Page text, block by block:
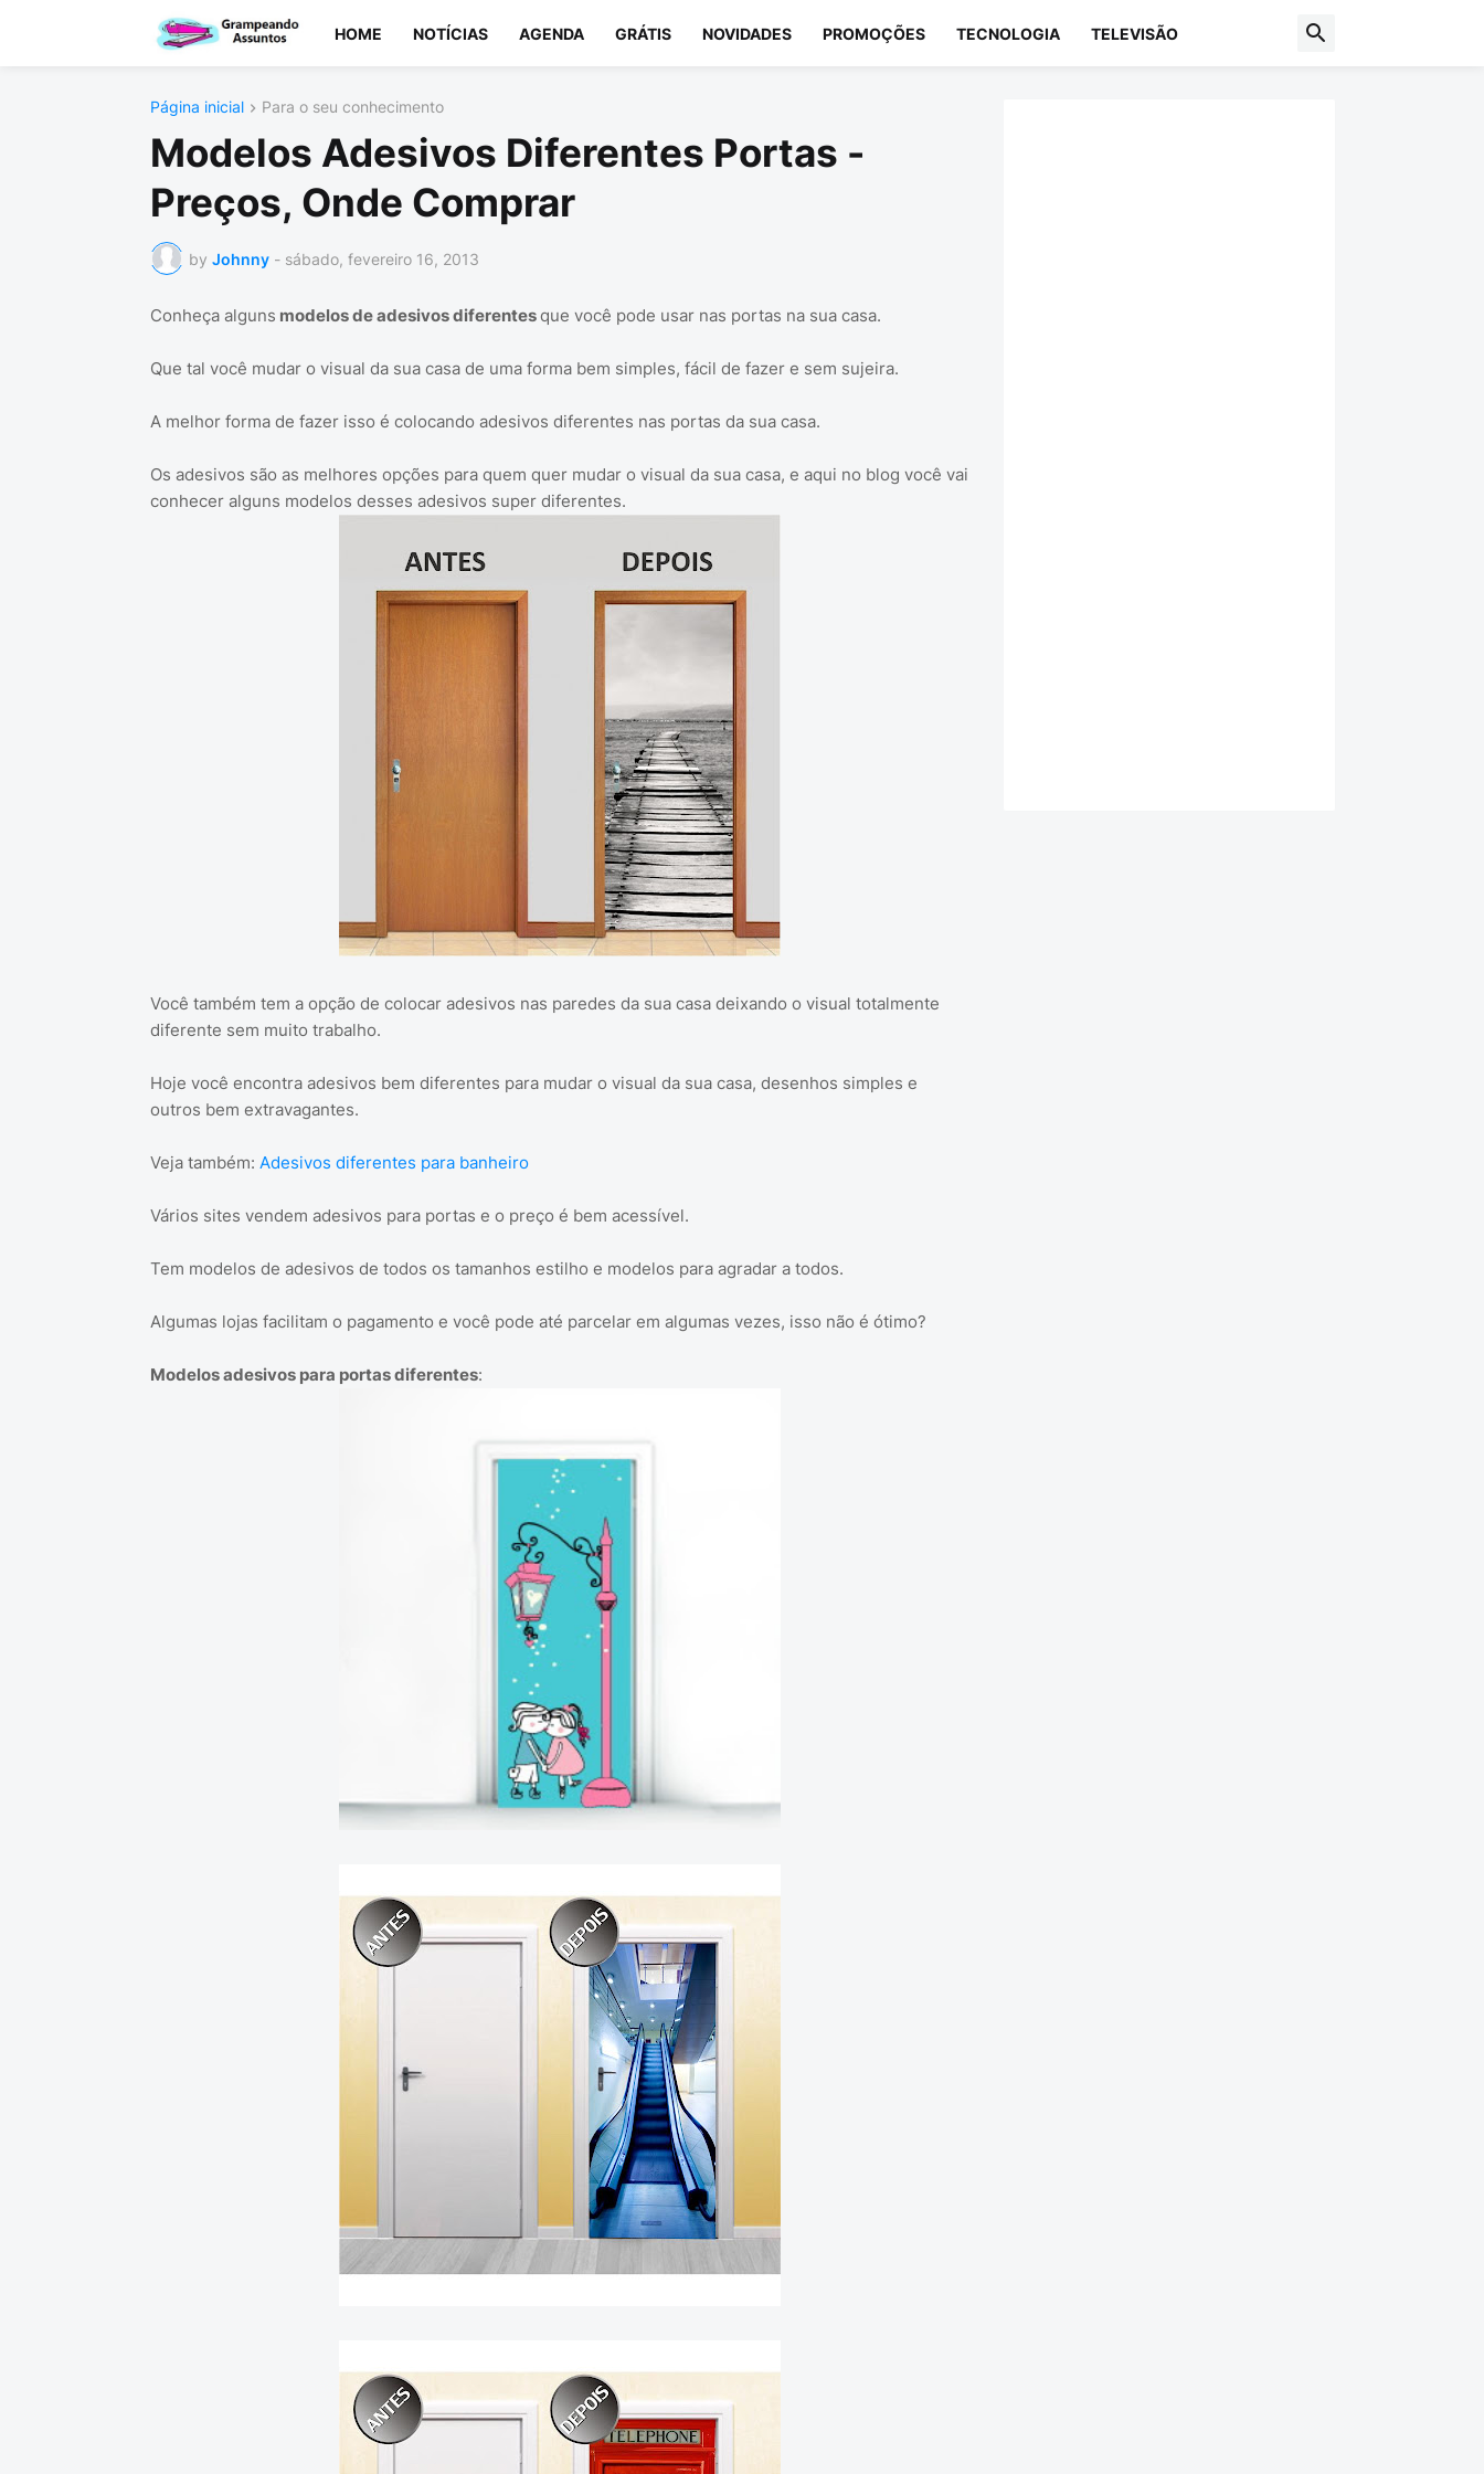
HOME NOTÍCIAS AGENDA GRÁTIS NOVIDADES PROMOÇÕES TECNOLOGIA TELEVISÃO
Página inicial Para o seu conhecimento
Modelos Adesivos Diferentes Portas -
Preços, Onde Comprar
by Johnny - sábado, fevereiro 16, 2013
Conheça alguns modelos de adesivos diferentesque você pode usar nas portas na sua casa.
Que tal você mudar o visual da sua casa de uma forma bem simples, fácil de fazer e sem sujeira.
A melhor forma de fazer isso é colocando adesivos diferentes nas portas da sua casa.
Os adesivos são as melhores opções para quem quer mudar o visual da sua casa, e aqui no blog você vai
conhecer alguns modelos desses adesivos super diferentes.
Você também tem a opção de colocar adesivos nas paredes da sua casa deixando o visual totalmente
diferente sem muito trabalho.
Hoje você encontra adesivos bem diferentes para mudar o visual da sua casa, desenhos simples e
outros bem extravagantes.
Veja também: Adesivos diferentes para banheiro
Vários sites vendem adesivos para portas e o preço é bem acessível.
Tem modelos de adesivos de todos os tamanhos estilho e modelos para agradar a todos.
Algumas lojas facilitam o pagamento e você pode até parcelar em algumas vezes, isso não é ótimo?
Modelos adesivos para portas diferentes: